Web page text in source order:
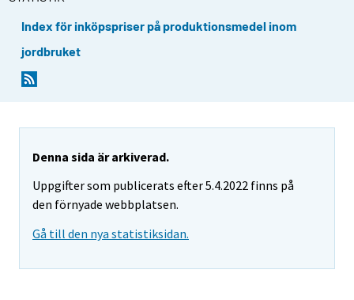
Index för inköpspriser på produktionsmedel inom
jordbruket
Denna sida är arkiverad.
Uppgifter som publicerats efter 5.4.2022 finns på
den förnyade webbplatsen.
Gå till den nya statistiksidan.